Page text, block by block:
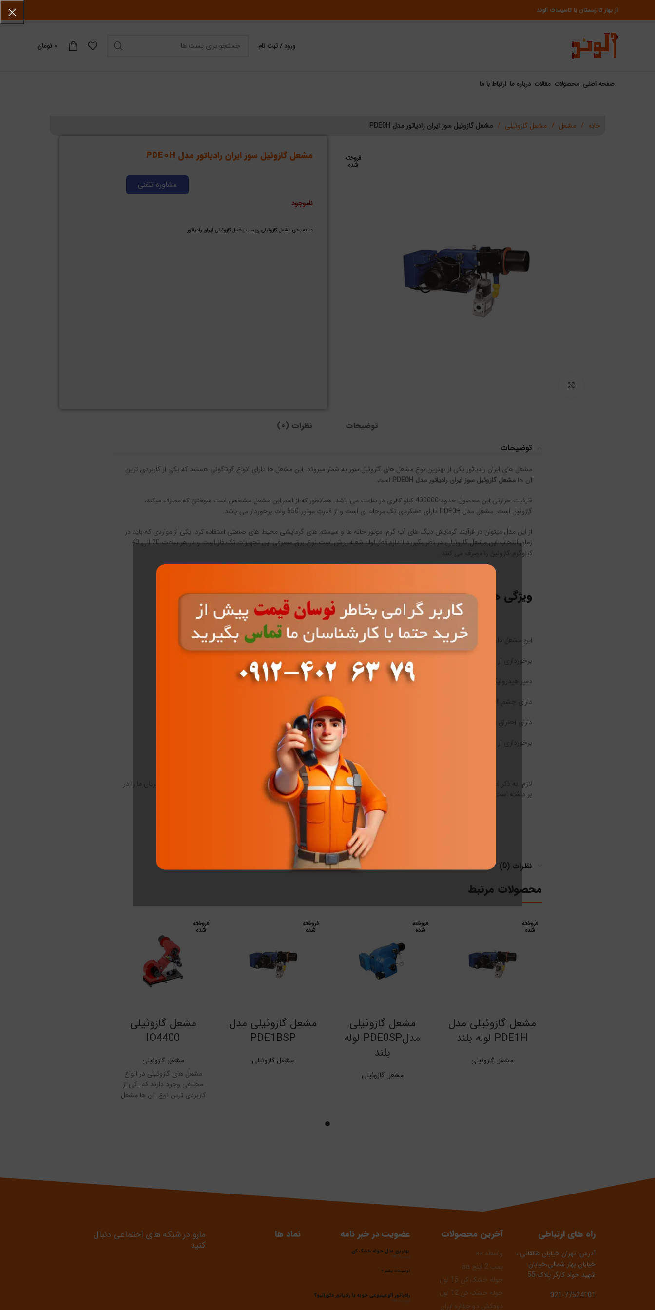
از بهار تا زمستان با تاسیسات الوند
ورود / ثبت نام ۰ تومان
صفحه اصلی محصولات مقالات درباره ما ارتباط با ما
خانه مشعل مشعل گازوئیلی مشعل گازوئیل سوز ایران رادیاتور مدل PDE0H
فروخته
شده
مشعل گازوئیل سوز ایران رادیاتور مدل PDE0H
مشاوره تلفنی
ناموجود
دسته بندی مشعل گازوئیلیبرچسب مشعل گازوئیلی ایران رادیاتور
توضیحات
نظرات (0)
توضیحات
مشعل های ایران رادیاتور یکی از بهترین نوع مشعل های گازوئیل سوز به شمار میروند. این مشعل ها دارای انواع گوناگونی هستند که یکی از کاربردی ترین
آن ها مشعل گازوئیل سوز ایران رادیاتور مدل PDE0H
است.
ظرفیت حرارتی این محصول حدود 400000 کبلو کالری در ساعت می باشد. همانطور که از اسم این مشعل مشخص است سوختی که مصرف میکند،
گازوئیل است. مشعل مدل PDE0H دارای عملکردی تک مرحله ای است و از قدرت موتور 550 وات برخوردار می باشد.
از این مدل میتوان در فرآیند گرمایش دیگ های آب گرم، موتور خانه ها و سیستم های گرمایشی محیط های صنعتی استفاده کرد. یکی از مواردی که باید در
زمان انتخاب این مشعل گازوئیلی در نظر بگیرید اندازه قطر لوله شعله پوش است.نوع برق مصرفی این تجهیزات تک فاز است و در هر ساعت 20 الی 40
کیلوگرم گازوئیل را مصرف می کنند.
ویژگی های مشعل گازوئیل سوز ایران رادیاتور مدل PDE0H
این مشعل دارای ویژگی های بسیاری است که در ادامه به برخی از آن ها اشاره میکنیم:
برخورداری از پمپ گازوئیل
دمپر هیدرولیک
دارای چشم الکترونیکی
دارای احتراق یک مرحله ای
برخورداری از آپشن شیر برقی
لازم به ذکر است که این کالا در مجموعه ما با بهترین قیمت و تاییدیه فنی به فروش میرسد و کیفیت بالای آن، افزایش روز افزون رضایت مشتریان ما را در
بر داشته است. اگر قصد خرید این محصول را با قیمت مناسب دارید، همین حالا تلفن را برداشته و با ما تماس بگیرید.
نظرات (0)
محصولات مرتبط
فروخته
شده
مشعل گازوئیلی مدل
PDE1H لوله بلند
مشعل گازوئیلی
فروخته
شده
مشعل گازوئیلی
مدلPDE0SP لوله
بلند
مشعل گازوئیلی
فروخته
شده
مشعل گازوئیلی مدل
PDE1BSP
مشعل گازوئیلی
فروخته
شده
مشعل گازوئیلی
IO4400
مشعل گازوئیلی
مشعل های گازوئیلی در انواع
مختلفی وجود دارند که یکی از
کاربردی ترین نوع آن ها مشعل
راه های ارتباطی
آدرس: تهران خیابان طالقانی ،
خیابان بهار شمالی،خیابان
شهید حواد کارگر پلاک 55
021-77524101
آخرین محصولات
واسطه aa
پمپ 2 اینچ aa
حوله خشک کن 15 لول
حوله خشک کن 12 لول
دودکش دو جداره ایران
عضویت در خبر نامه
بهترین مدل حوله خشک کن
فروردین 7, 1403
توضیحات بیشتر »
رادیاتور آلومینیومی خوبه یا رادیاتور دکوراتیو؟
فروردین 7, 1403
نماد ها مارو در شبکه های احتماعی دنبال
کنید